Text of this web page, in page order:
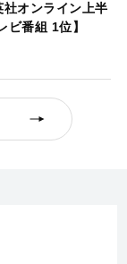
オンライン上半
番組 1位】